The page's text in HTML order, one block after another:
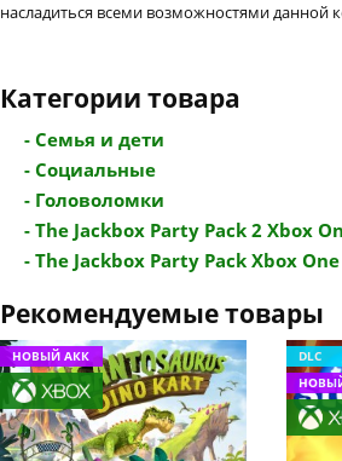
насладиться всеми возможностями данной
Категории товара
- Семья и дети
- Социальные
- Головоломки
- The Jackbox Party Pack 2 Xbox
- The Jackbox Party Pack Xbox
Рекомендуемые товары
НОВЫЙ АКК
DLC